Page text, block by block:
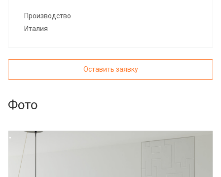
Производство
Италия
Оставить заявку
Фото